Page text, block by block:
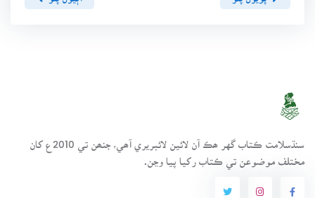
سنڌسلامت ڪتاب گهر ھڪ آن لائين لائبريري آھي، جنھن تي 2010ع کان
مختلف موضوعن تي ڪتاب رکيا پيا وڃن.